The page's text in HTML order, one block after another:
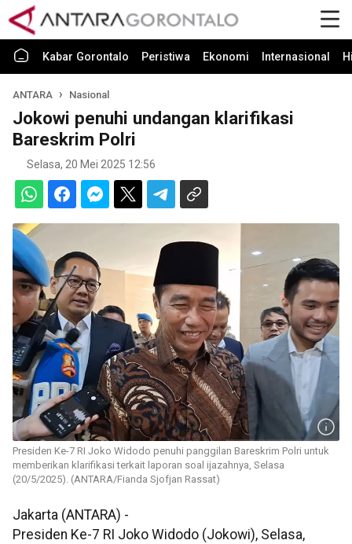
Kabar Gorontalo Peristiwa Ekonomi Internasional
ANTARA Nasional
Jokowi penuhi undangan klarifikasi
Bareskrim Polri
Selasa, 20 Mei 2025 12:56
Presiden Ke-7 RI Joko Widodo penuhi panggilan Bareskrim Polri untuk
memberikan klarifikasi terkait laporan soal ijazahnya, Selasa
(20/5/2025). (ANTARA/Fianda Sjofjan Rassat)
Jakarta (ANTARA) -
Presiden Ke-7 RI Joko Widodo (Jokowi), Selasa,